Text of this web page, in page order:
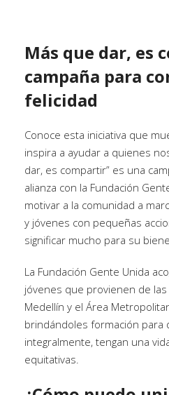
Más que dar, es
campaña para
felicidad
Conoce esta iniciativa que
inspira a ayudar a quienes
dar, es compartir” es una
alianza con la Fundación
motivar a la comunidad a
y jóvenes con pequeñas
significar mucho para su
La Fundación Gente Unida
jóvenes que provienen de
Medellín y el Área
brindándoles formación para
integralmente, tengan una
equitativas.